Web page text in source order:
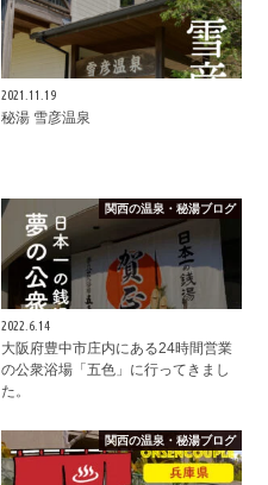
2021.11.19
秘湯 雪彦温泉
関西の温泉・秘湯ブログ
2022.6.14
大阪府豊中市庄内にある24時間営業
の公衆浴場「五色」に行ってきまし
た。
関西の温泉・秘湯ブログ